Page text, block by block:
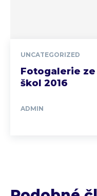
UNCATEGORIZED
Fotogalerie
škol 2016
ADMIN